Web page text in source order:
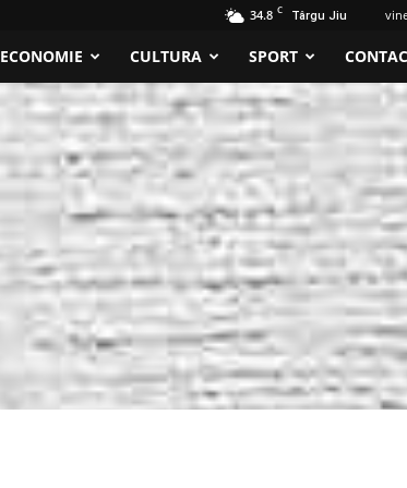
34.8 C Târgu Jiu
ECONOMIE CULTURA SPORT